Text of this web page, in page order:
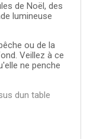
de Noël, des
lumineuse
ou de la
Veillez à ce
ne penche